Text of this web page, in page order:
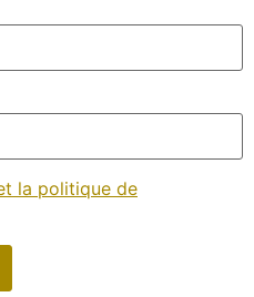
la politique de